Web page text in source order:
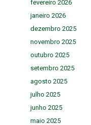
fevereiro 2026
janeiro 2026
dezembro 2025
novembro 2025
outubro 2025
setembro 2025
agosto 2025
julho 2025
junho 2025
maio 2025